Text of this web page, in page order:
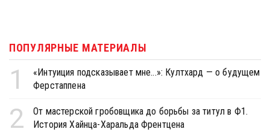
ПОПУЛЯРНЫЕ МАТЕРИАЛЫ
1
«Интуиция подсказывает мне...»: Култхард — о будущем
Ферстаппена
2
От мастерской гробовщика до борьбы за титул в Ф1.
История Хайнца-Харальда Френтцена